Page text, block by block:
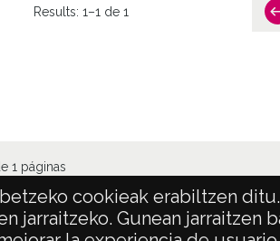
cookieak erabiltzen
jarraitzeko. Gunean jarraitzen
Results:1–1 de 1
1 páginas